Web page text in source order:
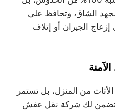
الشاق، وتحافظ على
الجيران أو إتلاف
من المنزل، بل تستمر
تضمن لك شركة نقل عفش